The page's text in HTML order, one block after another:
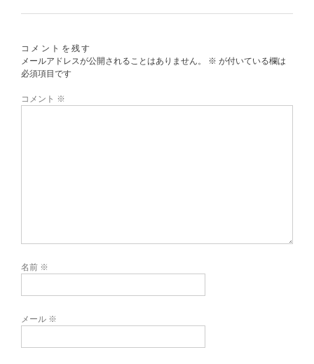
コメントを残す
メールアドレスが公開されることはありません。
※ が付いている欄は
必須項目です
コメント ※
名前 ※
メール ※